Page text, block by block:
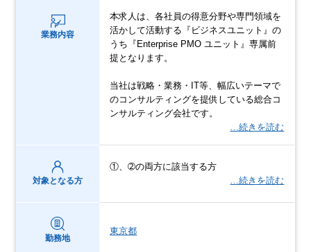
業務内容
本求人は、各社員の得意分野や専門領域を
活かして活動する『ビジネスユニット』の
うち『Enterprise PMO ユニット』専属前
提となります。
当社は戦略・業務・IT等、幅広いテーマで
のコンサルティングを提供している総合コ
ンサルティング会社です。
…続きを読む
対象となる方
①、➁の両方に該当する方
…続きを読む
勤務地
東京都